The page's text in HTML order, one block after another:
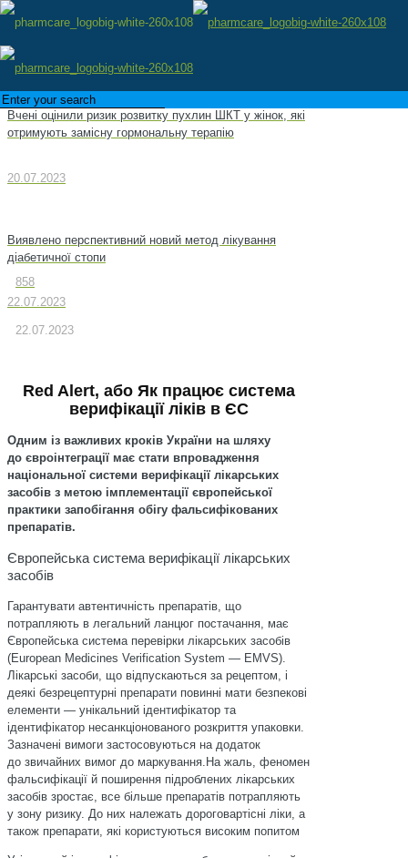
Вчені оцінили ризик розвитку пухлин ШКТ у жінок, які
отримують замісну гормональну терапію
20.07.2023
Виявлено перспективний новий метод лікування
діабетичної стопи
22.07.2023
858
22.07.2023
Red Alert, або Як працює система
верифікації ліків в ЄС
Одним із важливих кроків України на шляху
до євроінтеграції має стати впровадження
національної системи верифікації лікарських
засобів з метою імплементації європейської
практики запобігання обігу фальсифікованих
препаратів.
Європейська система верифікації лікарських
засобів
Гарантувати автентичність препаратів, що
потрапляють в легальний ланцюг постачання, має
Європейська система перевірки лікарських засобів
(European Medicines Verification System — EMVS).
Лікарські засоби, що відпускаються за рецептом, і
деякі безрецептурні препарати повинні мати безпекові
елементи — унікальний ідентифікатор та
ідентифікатор несанкціонованого розкриття упаковки.
Зазначені вимоги застосовуються на додаток
до звичайних вимог до маркування.На жаль, феномен
фальсифікації й поширення підроб­лених лікарських
засобів зростає, все більше препаратів потрапляють
у зону ризику. До них належать дороговартісні ліки, а
також препарати, які користуються високим попитом